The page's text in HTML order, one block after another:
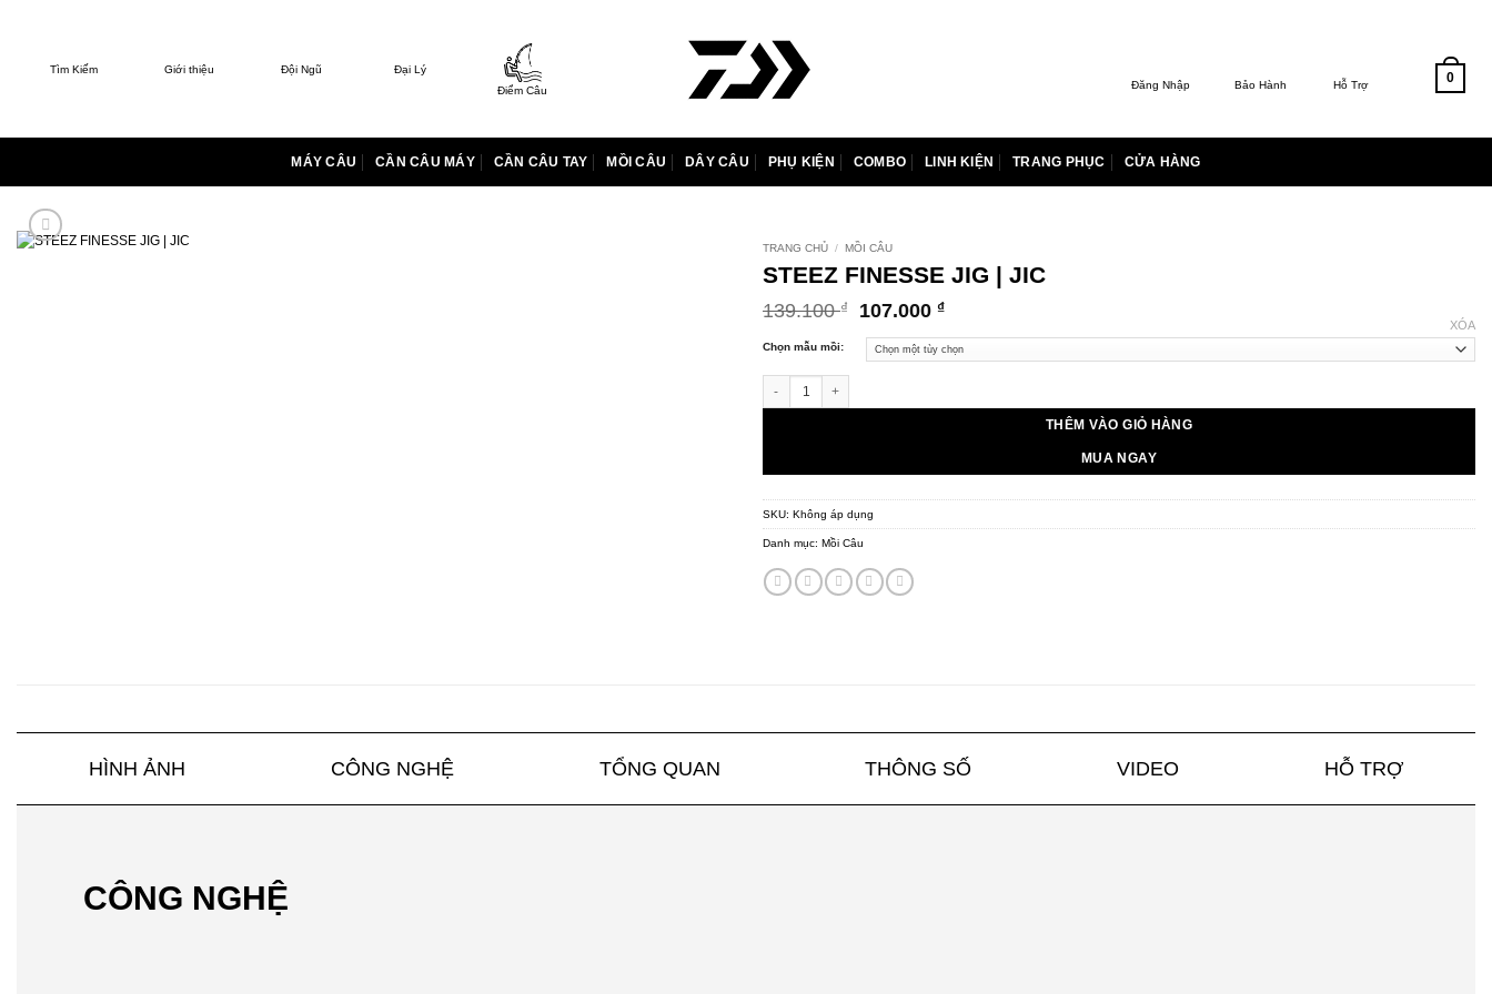
Tìm Kiếm Giới thiệu Đội Ngũ
Đại Lý
Điểm Câu
Đăng Nhập Bảo Hành Hỗ Trợ 0
MÁY CÂU CẦN CÂU MÁY CẦN CÂU TAY MỒI CÂU DÂY CÂU PHỤ KIỆN COMBO LINH KIỆN TRANG PHỤC CỬA HÀNG
TRANG CHỦ / MỒI CÂU
STEEZ FINESSE JIG | JIC
139.100₫
Giá
là:
139.100 ₫.
107.000₫Giá
tại
là:
Chọn mẫu mồi:
XÓA
THÊM VÀO GIỎ HÀNG
MUA NGAY
SKU: Không áp dụng
Danh mục: Mồi Câu
HÌNH ẢNH CÔNG NGHỆ TỔNG QUAN THÔNG SỐ VIDEO HỖ TRỢ
CÔNG NGHỆ